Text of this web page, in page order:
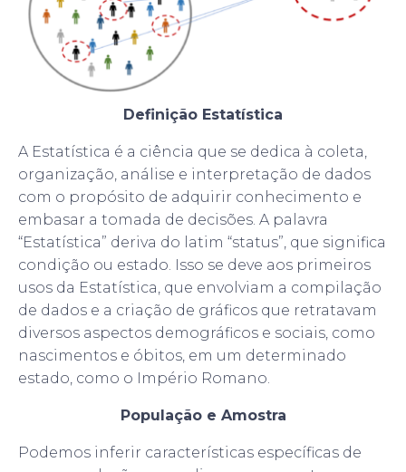
Definição Estatística
A Estatística é a ciência que se dedica à coleta,
organização, análise e interpretação de dados
com o propósito de adquirir conhecimento e
embasar a tomada de decisões. A palavra
“Estatística” deriva do latim “status”, que significa
condição ou estado. Isso se deve aos primeiros
usos da Estatística, que envolviam a compilação
de dados e a criação de gráficos que retratavam
diversos aspectos demográficos e sociais, como
nascimentos e óbitos, em um determinado
estado, como o Império Romano.
População e Amostra
Podemos inferir características específicas de